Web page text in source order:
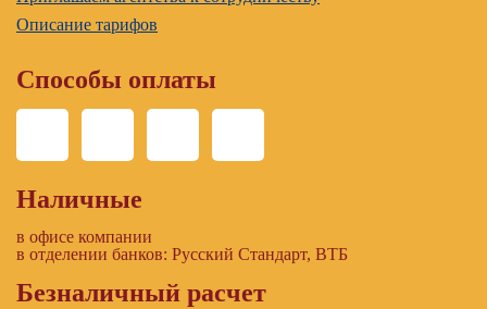
Описание тарифов
Способы оплаты
Наличные
в офисе компании
в отделении банков: Русский Стандарт, ВТБ
Безналичный расчет